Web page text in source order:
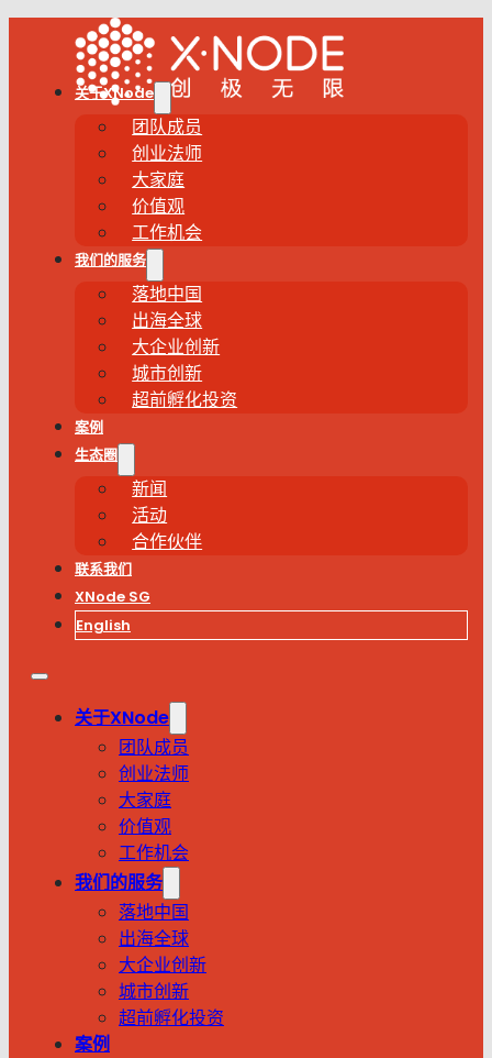
关于XNode
团队成员
创业法师
大家庭
价值观
工作机会
我们的服务
落地中国
出海全球
大企业创新
城市创新
超前孵化投资
案例
生态圈
新闻
活动
合作伙伴
联系我们
XNode SG
English
关于XNode
团队成员
创业法师
大家庭
价值观
工作机会
我们的服务
落地中国
出海全球
大企业创新
城市创新
超前孵化投资
案例